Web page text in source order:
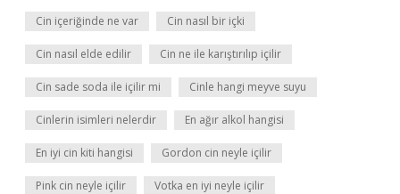
Cin içeriğinde ne var Cin nasıl bir içki
Cin nasıl elde edilir Cin ne ile karıştırılıp içilir
Cin sade soda ile içilir mi Cinle hangi meyve suyu
Cinlerin isimleri nelerdir En ağır alkol hangisi
En iyi cin kiti hangisi Gordon cin neyle içilir
Pink cin neyle içilir Votka en iyi neyle içilir